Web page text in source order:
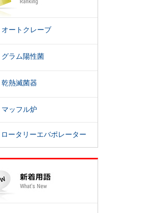
オートクレーブ
グラム陽性菌
乾熱滅菌器
マッフル炉
ロータリーエバポレーター